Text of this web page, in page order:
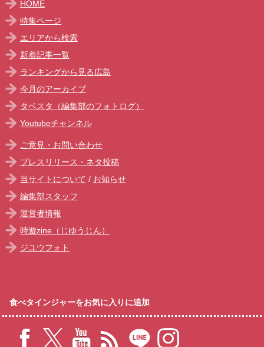
HOME
特集ページ
エリアから検索
新着記事一覧
ランキングから見る広島
今月のアーカイブ
タベスタ（編集部のフォトログ）
Youtubeチャンネル
ご意見・お問い合わせ
プレスリリース・ネタ投稿
当サイトについて / お知らせ
編集部スタッフ
運営者情報
時遊zine（じゆうじん）
ジユウフォト
食べタインジャーをお気に入りに追加